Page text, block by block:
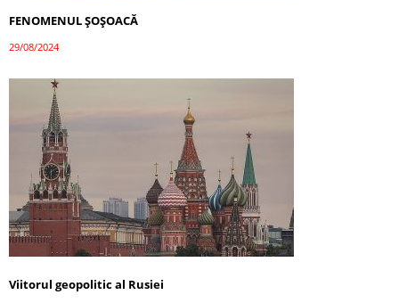
FENOMENUL ȘOȘOACĂ
29/08/2024
Viitorul geopolitic al Rusiei